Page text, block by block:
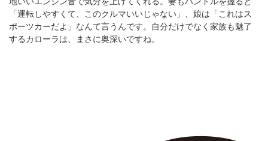
「運転しやすくて、このクルマいいじゃない」、娘は「これはス
ポーツカーだよ」なんて言うんです。自分だけでなく家族も魅了
するカローラは、まさに奥深いですね。